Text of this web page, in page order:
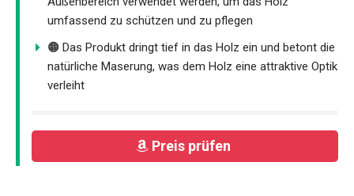
umfassend zu schützen und zu pflegen
🟠 Das Produkt dringt tief in das Holz ein und betont die
natürliche Maserung, was dem Holz eine attraktive Optik
verleiht
Preis prüfen